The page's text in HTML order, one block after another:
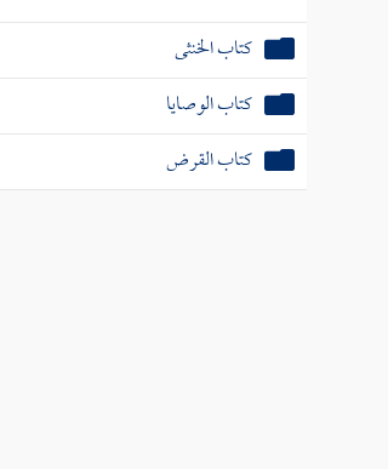
كتاب الخنثى
كتاب الوصايا
كتاب القرض